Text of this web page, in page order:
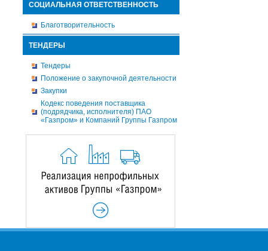
СОЦИАЛЬНАЯ ОТВЕТСТВЕННОСТЬ
Благотворительность
ТЕНДЕРЫ
Тендеры
Положение о закупочной деятельности
Закупки
Кодекс поведения поставщика
(подрядчика, исполнителя) ПАО
«Газпром» и Компаний Группы Газпром